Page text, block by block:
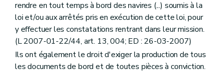
rendre en tout temps à bord des navires (...) soumis à la
loi et/ou aux arrêtés pris en exécution de cette loi, pour
y effectuer les constatations rentrant dans leur mission.
(L 2007-01-22/44, art. 13, 004; ED : 26-03-2007)
Ils ont également le droit d'exiger la production de tous
les documents de bord et de toutes pièces à conviction.